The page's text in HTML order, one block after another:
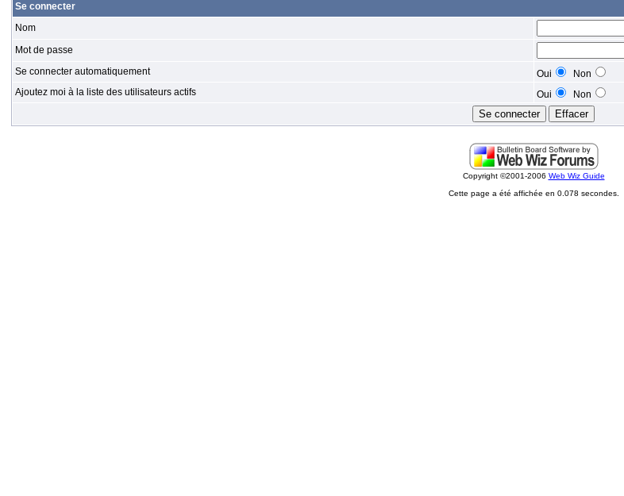
Se connecter
Nom
Mot de passe
Se connecter automatiquement
Oui
Non
Ajoutez moi à la liste des utilisateurs actifs
Oui Non
Copyright ©2001-2006 Web Wiz Guide
Cette page a été affichée en 0.078 secondes.